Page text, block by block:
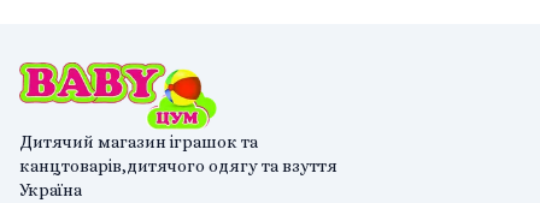
Дитячий магазин іграшок та
канцтоварів,дитячого одягу та взуття
Україна